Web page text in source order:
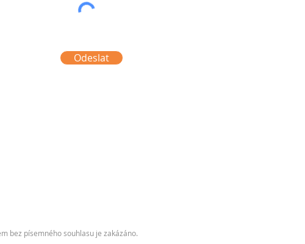
Odeslat
bez písemného souhlasu je zakázáno.